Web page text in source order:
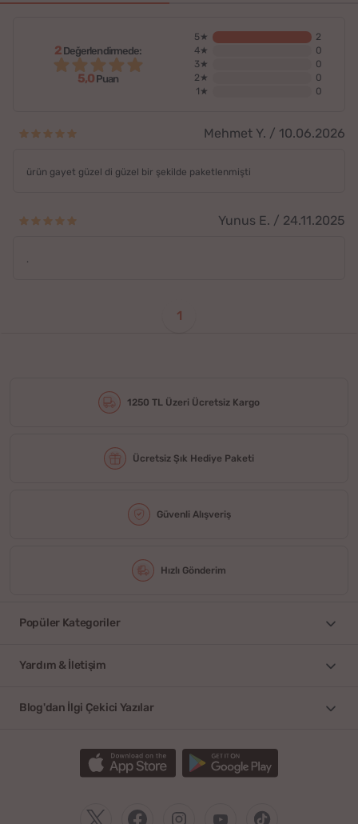
2Değerlendirmede:
5,0Puan
5★
2
4★
0
3★
0
2★
0
1★
0
Mehmet Y. / 10.06.2026
ürün gayet güzel di güzel bir şekilde paketlenmişti
Yunus E. / 24.11.2025
.
1
1250 TL Üzeri Ücretsiz Kargo
Ücretsiz Şık Hediye Paketi
Güvenli Alışveriş
Hızlı Gönderim
Popüler Kategoriler
Yardım & İletişim
Blog'dan İlgi Çekici Yazılar